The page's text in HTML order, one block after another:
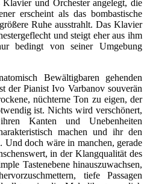
und Orchester angelegt, die
erscheint als das bombastische
Ruhe ausstrahlt. Das Klavier
und steigt eher aus ihm
bedingt von seiner Umgebung
Bewältigbaren gehenden
der Pianist Ivo Varbanov souverän
nüchterne Ton zu eigen, der
ist. Nichts wird verschönert,
Kanten und Unebenheiten
machen und ihr den
Und doch wäre in manchen, gerade
in der Klangqualität des
Tastenebene hinauszuwachsen,
tiefe Passagen